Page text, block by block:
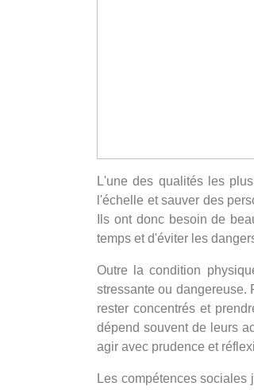
L'une des qualités les
l'échelle et sauver des
Ils ont donc besoin de
temps et d'éviter les
Outre la condition
stressante ou dangereuse.
rester concentrés et
dépend souvent de leurs
agir avec prudence et
Les compétences